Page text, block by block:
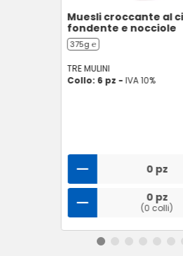
Muesli croccante al
fondente e nocciole
375g ℮
TRE MULINI
Collo: 6 pz - IVA 10%
0 pz
0 pz
(0 colli)